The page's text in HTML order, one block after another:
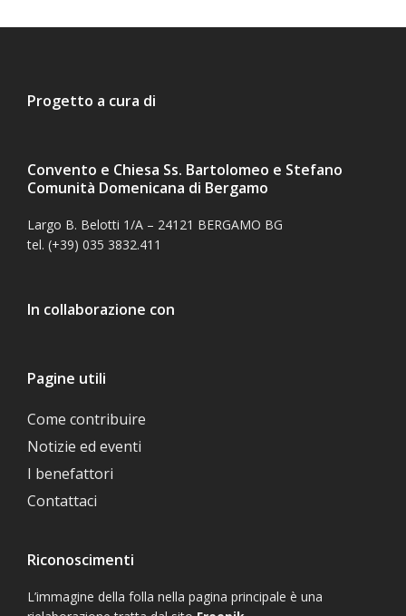
Progetto a cura di
Convento e Chiesa Ss. Bartolomeo e Stefano
Comunità Domenicana di Bergamo
Largo B. Belotti 1/A – 24121 BERGAMO BG
tel. (+39) 035 3832.411
In collaborazione con
Pagine utili
Come contribuire
Notizie ed eventi
I benefattori
Contattaci
Riconoscimenti
L’immagine della folla nella pagina principale è una